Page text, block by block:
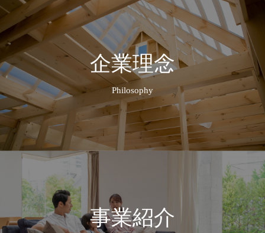
企業理念
Philosophy
事業紹介